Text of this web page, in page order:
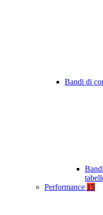
Bandi di
Performance 15